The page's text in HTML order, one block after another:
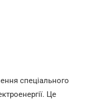
спеціального
Це